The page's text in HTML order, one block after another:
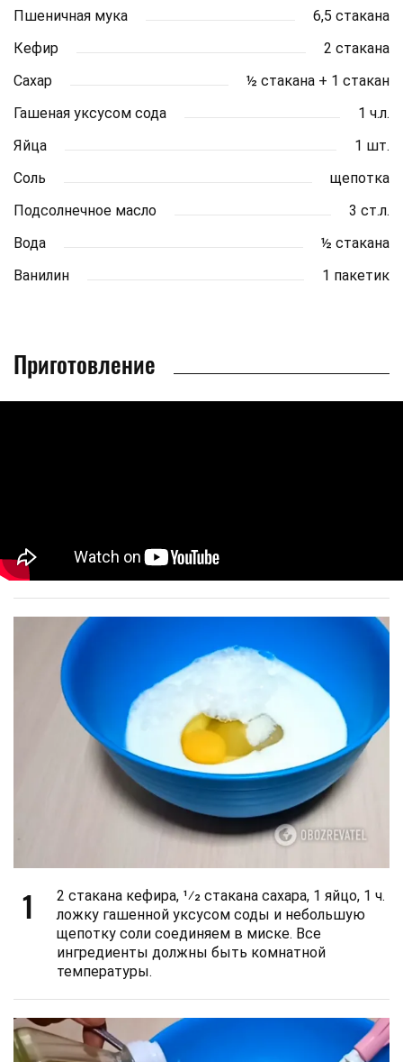
Пшеничная мука
6,5 стакана
Кефир
2 стакана
Сахар
½ стакана + 1 стакан
Гашеная уксусом сода
1 ч.л.
Яйца
1 шт.
Соль
щепотка
Подсолнечное масло
3 ст.л.
Вода
½ стакана
Ванилин
1 пакетик
Приготовление
1
2 стакана кефира, 1⁄2 стакана сахара, 1 яйцо, 1 ч.
ложку гашенной уксусом соды и небольшую
щепотку соли соединяем в миске. Все
ингредиенты должны быть комнатной
температуры.